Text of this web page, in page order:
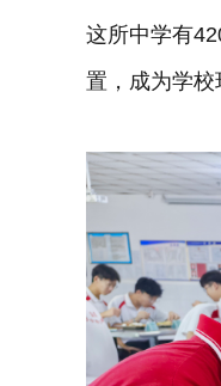
这所中学有
置，成为学校